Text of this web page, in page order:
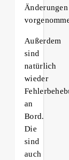
Änderungen
Außerdem
sind
natürlich
wieder
an
Bord.
Die
sind
auch